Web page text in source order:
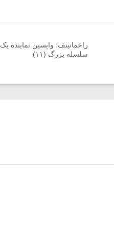
راخمانینف؛ واپسین نماینده یک
سلسله بزرگ (۱۱)